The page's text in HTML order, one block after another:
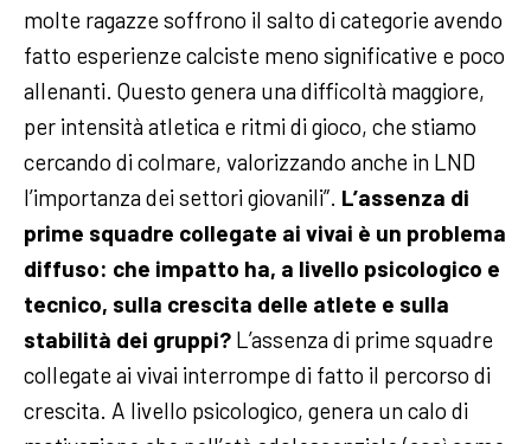
molte ragazze soffrono il salto di categorie avendo
fatto esperienze calciste meno significative e poco
allenanti. Questo genera una difficoltà maggiore,
per intensità atletica e ritmi di gioco, che stiamo
cercando di colmare, valorizzando anche in LND
l’importanza dei settori giovanili”. L’assenza di
prime squadre collegate ai vivai è un problema
diffuso: che impatto ha, a livello psicologico e
tecnico, sulla crescita delle atlete e sulla
stabilità dei gruppi? L’assenza di prime squadre
collegate ai vivai interrompe di fatto il percorso di
crescita. A livello psicologico, genera un calo di